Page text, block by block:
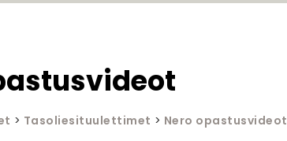
> Tasoliesituulettimet > Nero opastusvideot